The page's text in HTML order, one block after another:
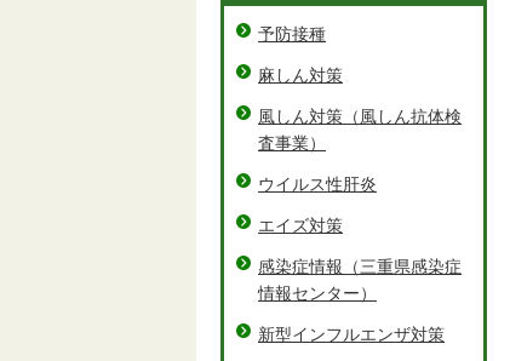
予防接種
麻しん対策
風しん対策（風しん抗体検
査事業）
ウイルス性肝炎
エイズ対策
感染症情報（三重県感染症
情報センター）
新型インフルエンザ対策